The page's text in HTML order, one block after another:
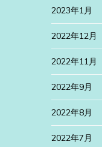
2023年1月
2022年12月
2022年11月
2022年9月
2022年8月
2022年7月